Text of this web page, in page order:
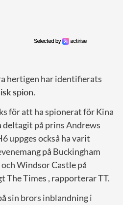
hertigen har identifierats
spion.
för att ha spionerat för Kina
deltagit på prins Andrews
uppges också ha varit
på Buckingham
och Windsor Castle på
The Times , rapporterar TT.
sin brors inblandning i